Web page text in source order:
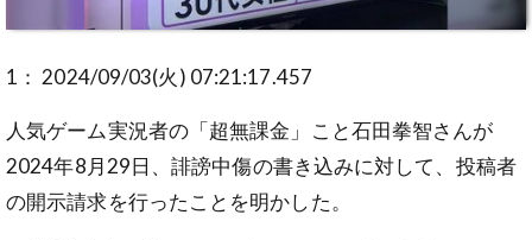
1： 2024/09/03(火) 07:21:17.457
人気ゲーム実況者の「超無課金」こと石田拳智さんが
2024年8月29日、誹謗中傷の書き込みに対して、投稿者
の開示請求を行ったことを明かした。